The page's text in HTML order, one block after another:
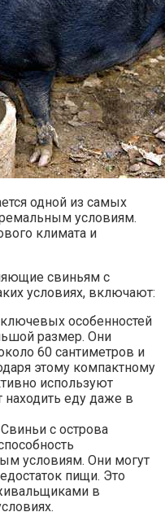
одной из самых
условиям.
климата и
свиньям с
условиях, включают:
особенностей
размер. Они
60 сантиметров и
этому компактному
используют
еду даже в
Свиньи с острова
условиям. Они могут
пищи. Это
в